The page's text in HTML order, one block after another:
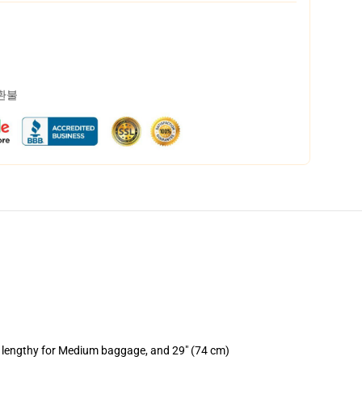
불
for Medium baggage, and 29" (74 cm)